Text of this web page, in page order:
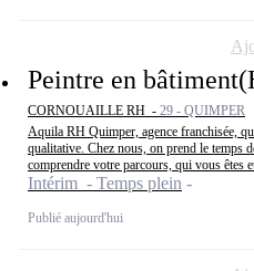
Peintre en
CORNOUAILLE RH - 29 - QUIMPER
Aquila RH Quimper, agence franchisée,
qualitative. Chez nous, on prend le temps
comprendre votre parcours, qui vous êtes et
Intérim - Temps plein
Publié aujourd'hui